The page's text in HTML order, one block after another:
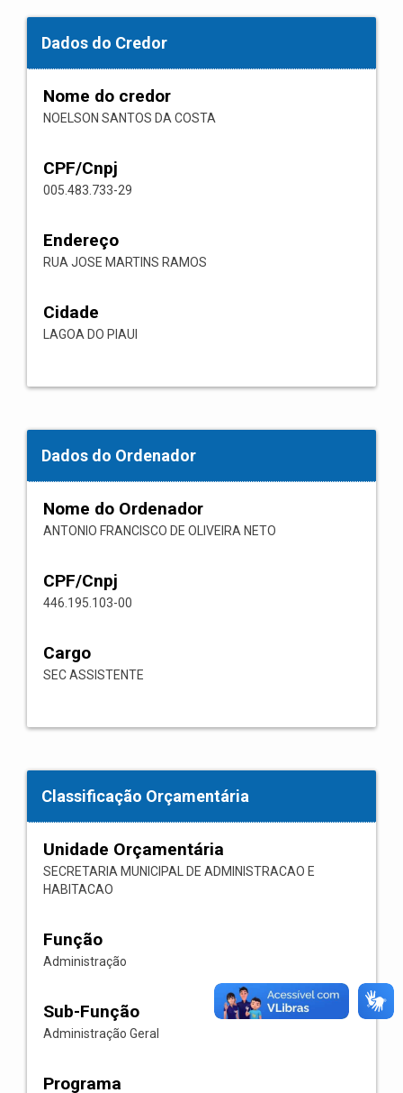
Dados do Credor
Nome do credor
NOELSON SANTOS DA COSTA
CPF/Cnpj
005.483.733-29
Endereço
RUA JOSE MARTINS RAMOS
Cidade
LAGOA DO PIAUI
Dados do Ordenador
Nome do Ordenador
ANTONIO FRANCISCO DE OLIVEIRA NETO
CPF/Cnpj
446.195.103-00
Cargo
SEC ASSISTENTE
Classificação Orçamentária
Unidade Orçamentária
SECRETARIA MUNICIPAL DE ADMINISTRACAO E
HABITACAO
Função
Administração
Sub-Função
Administração Geral
Programa